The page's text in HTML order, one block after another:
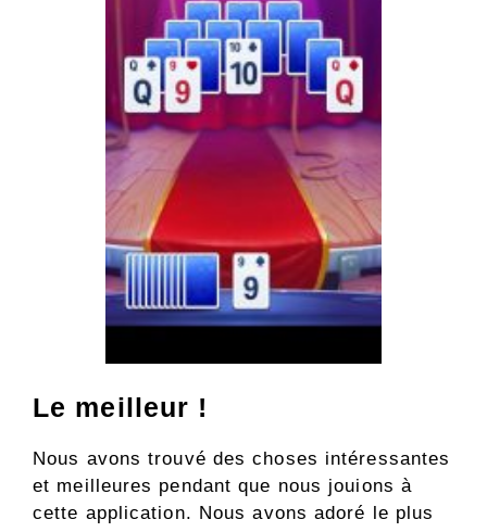
Le meilleur !
Nous avons trouvé des choses intéressantes
et meilleures pendant que nous jouions à
cette application. Nous avons adoré le plus